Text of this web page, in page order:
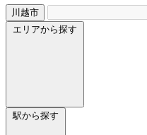
川越市
エリアから探す
駅から探す